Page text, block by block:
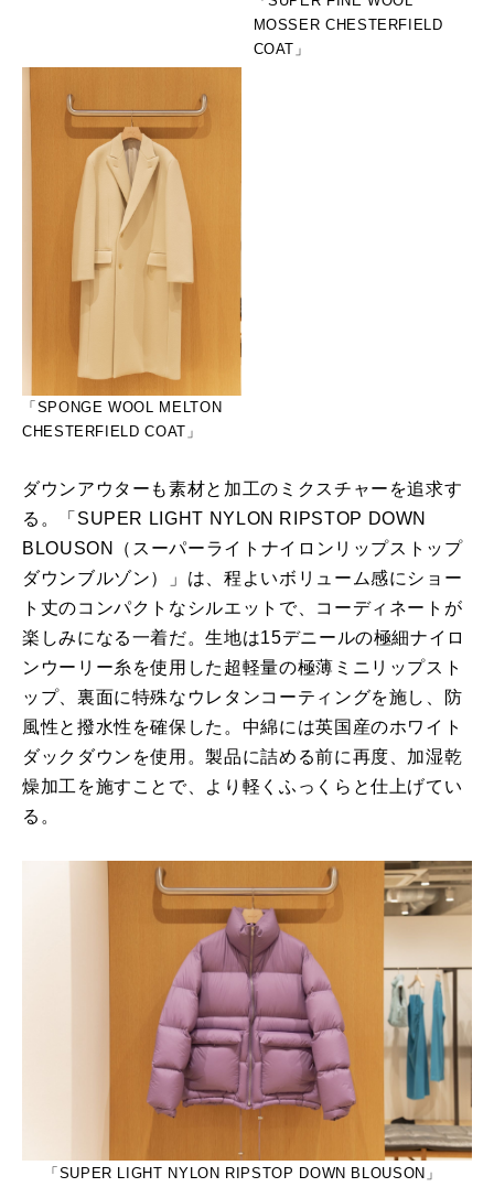
MOSSER CHESTERFIELD
COAT」
「SPONGE WOOL MELTON
CHESTERFIELD COAT」
ダウンアウターも素材と加工のミクスチャーを追求す
る。「SUPER LIGHT NYLON RIPSTOP DOWN
BLOUSON（スーパーライトナイロンリップストップ
ダウンブルゾン）」は、程よいボリューム感にショー
ト丈のコンパクトなシルエットで、コーディネートが
楽しみになる一着だ。生地は15デニールの極細ナイロ
ンウーリー糸を使用した超軽量の極薄ミニリップスト
ップ、裏面に特殊なウレタンコーティングを施し、防
風性と撥水性を確保した。中綿には英国産のホワイト
ダックダウンを使用。製品に詰める前に再度、加湿乾
燥加工を施すことで、より軽くふっくらと仕上げてい
る。
「SUPER LIGHT NYLON RIPSTOP DOWN BLOUSON」